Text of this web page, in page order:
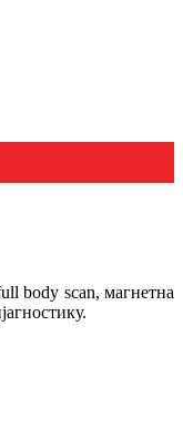
body scan, магнетна